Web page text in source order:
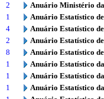
2
Anuário Ministério
1
Anuário Estatístico
4
Anuário Estatístico
2
Anuário Estatístico
8
Anuário Estatístico
1
Anuário Estatístico
1
Anuário Estatístico
1
Anuário Estatístico